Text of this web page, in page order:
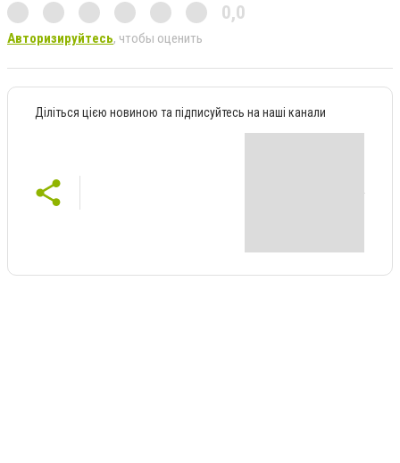
0,0
Авторизируйтесь, чтобы оценить
Діліться цією новиною та підписуйтесь на наші канали